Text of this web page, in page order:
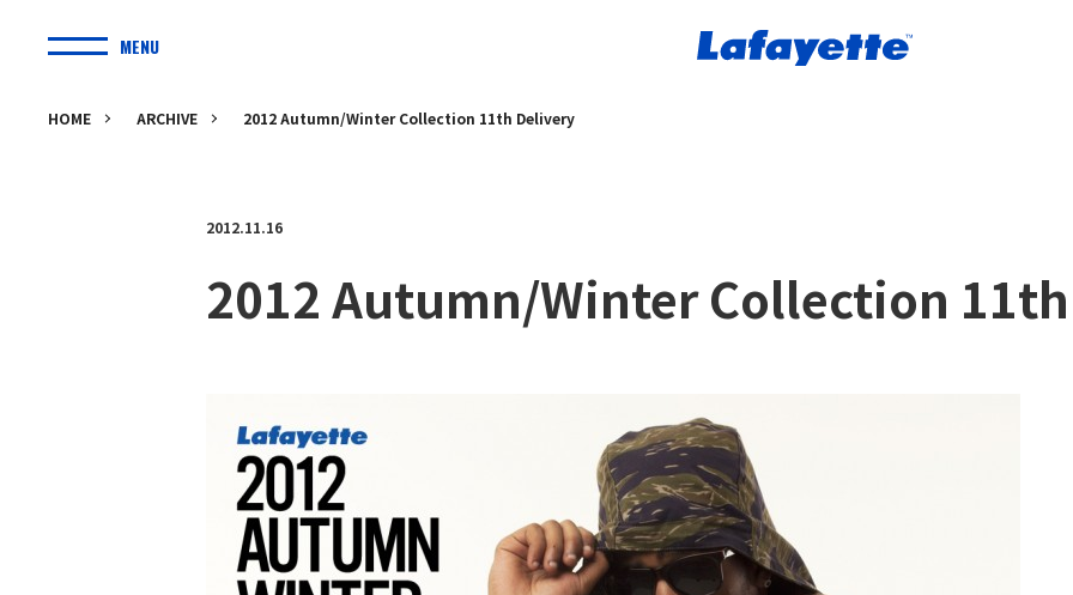
MENU
HOME ARCHIVE 2012 Autumn/Winter Collection 11th Delivery
2012.11.16
2012 Autumn/Winter Collection